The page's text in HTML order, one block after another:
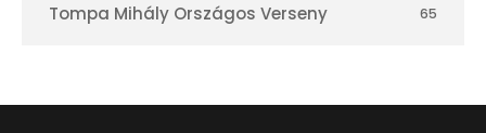
Tompa Mihály Országos Verseny 65